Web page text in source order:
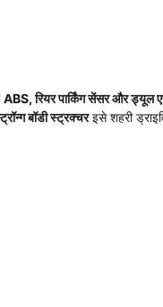
ABS, रियर पार्किंग सेंसर और ड्यूल
बॉडी स्ट्रक्चरइसे शहरी